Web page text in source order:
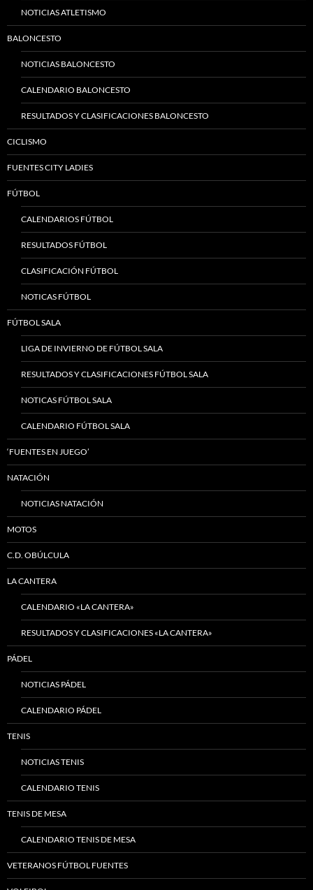
NOTICIAS ATLETISMO
BALONCESTO
NOTICIAS BALONCESTO
CALENDARIO BALONCESTO
RESULTADOS Y CLASIFICACIONES BALONCESTO
CICLISMO
FUENTES CITY LADIES
FÚTBOL
CALENDARIOS FÚTBOL
RESULTADOS FÚTBOL
CLASIFICACIÓN FÚTBOL
NOTICAS FÚTBOL
FÚTBOL SALA
LIGA DE INVIERNO DE FÚTBOL SALA
RESULTADOS Y CLASIFICACIONES FÚTBOL SALA
NOTICAS FÚTBOL SALA
CALENDARIO FÚTBOL SALA
‘FUENTES EN JUEGO’
NATACIÓN
NOTICIAS NATACIÓN
MOTOS
C.D. OBÚLCULA
LA CANTERA
CALENDARIO «LA CANTERA»
RESULTADOS Y CLASIFICACIONES «LA CANTERA»
PÁDEL
NOTICIAS PÁDEL
CALENDARIO PÁDEL
TENIS
NOTICIAS TENIS
CALENDARIO TENIS
TENIS DE MESA
CALENDARIO TENIS DE MESA
VETERANOS FÚTBOL FUENTES